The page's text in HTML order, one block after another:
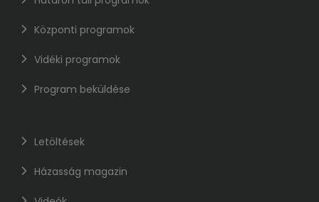
Központi programok
Vidéki programok
Program beküldése
Letöltések
Házasság magazin